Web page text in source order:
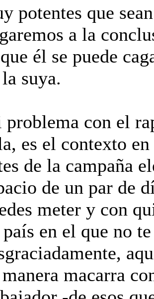
potentes que
a la
él se puede
suya.
con el
es el contexto
de la campaña
de un par de
meter y con
en el que no
macarra